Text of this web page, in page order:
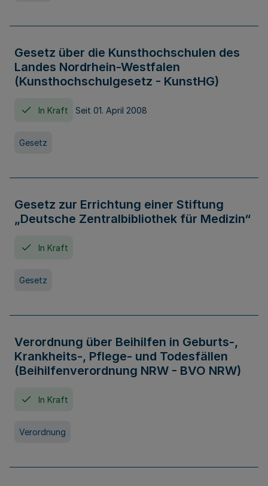
Gesetz über die Kunsthochschulen des
Landes Nordrhein-Westfalen
(Kunsthochschulgesetz - KunstHG)
In Kraft Seit 01. April 2008
Gesetz
Gesetz zur Errichtung einer Stiftung
„Deutsche Zentralbibliothek für Medizin“
In Kraft
Gesetz
Verordnung über Beihilfen in Geburts-,
Krankheits-, Pflege- und Todesfällen
(Beihilfenverordnung NRW - BVO NRW)
In Kraft
Verordnung